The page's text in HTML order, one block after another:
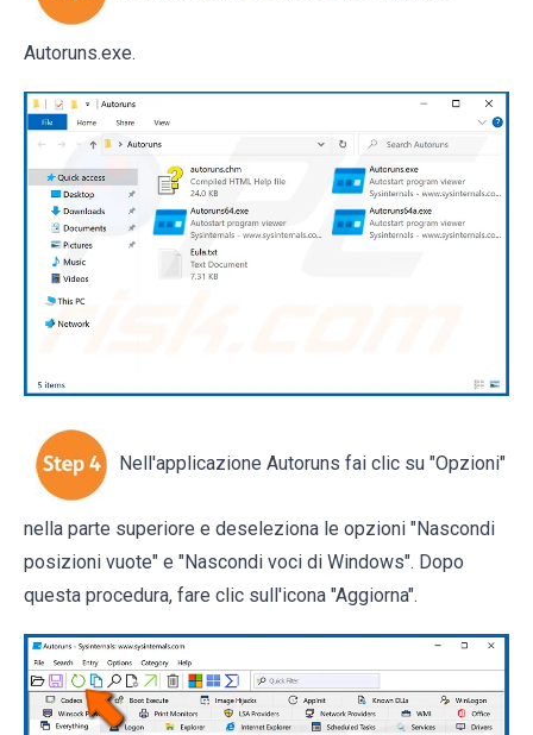
Autoruns.exe.
Nell'applicazione Autoruns fai clic su "Opzioni"
nella parte superiore e deseleziona le opzioni "Nascondi
posizioni vuote" e "Nascondi voci di Windows". Dopo
questa procedura, fare clic sull'icona "Aggiorna".